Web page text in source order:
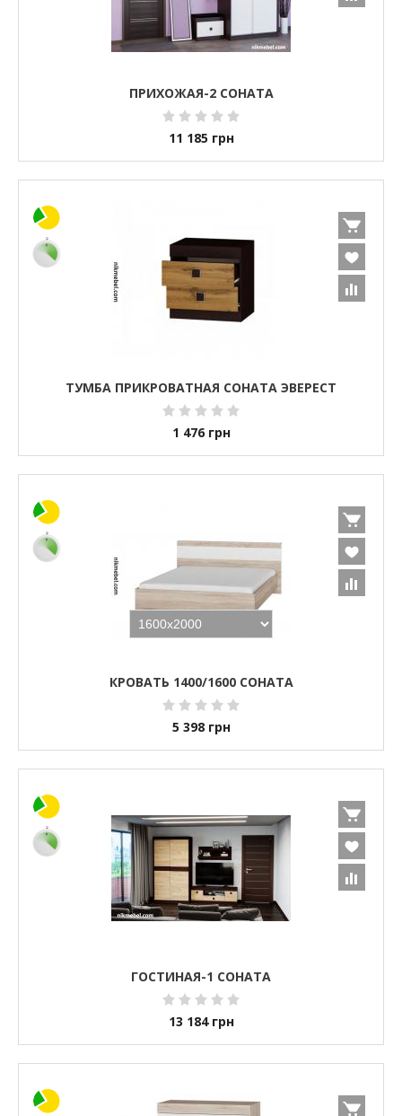
ПРИХОЖАЯ-2 СОНАТА
11 185 грн
ТУМБА ПРИКРОВАТНАЯ СОНАТА ЭВЕРЕСТ
1 476 грн
КРОВАТЬ 1400/1600 СОНАТА
5 398 грн
ГОСТИНАЯ-1 СОНАТА
13 184 грн